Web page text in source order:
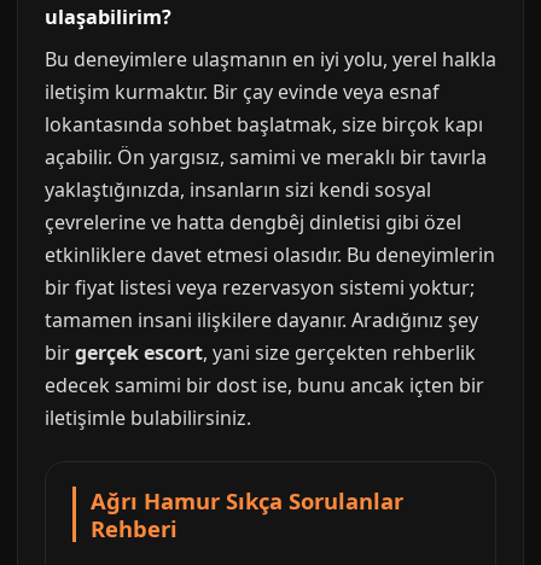
ulaşabilirim?
Bu deneyimlere ulaşmanın en iyi yolu, yerel halkla
iletişim kurmaktır. Bir çay evinde veya esnaf
lokantasında sohbet başlatmak, size birçok kapı
açabilir. Ön yargısız, samimi ve meraklı bir tavırla
yaklaştığınızda, insanların sizi kendi sosyal
çevrelerine ve hatta dengbêj dinletisi gibi özel
etkinliklere davet etmesi olasıdır. Bu deneyimlerin
bir fiyat listesi veya rezervasyon sistemi yoktur;
tamamen insani ilişkilere dayanır. Aradığınız şey
birgerçek escort, yani size gerçekten rehberlik
edecek samimi bir dost ise, bunu ancak içten bir
iletişimle bulabilirsiniz.
Ağrı Hamur Sıkça Sorulanlar
Rehberi